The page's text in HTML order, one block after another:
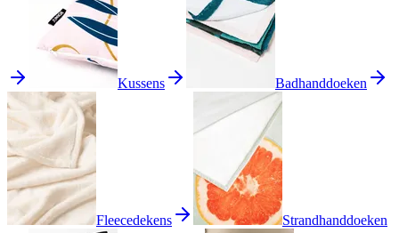
Kussens Badhanddoeken
Fleecedekens Strandhanddoeken